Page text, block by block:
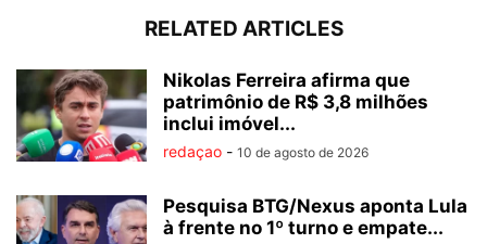
RELATED ARTICLES
Nikolas Ferreira afirma que
patrimônio de R$ 3,8 milhões
inclui imóvel...
redaçao - 10 de agosto de 2026
Pesquisa BTG/Nexus aponta Lula
à frente no 1º turno e empate...